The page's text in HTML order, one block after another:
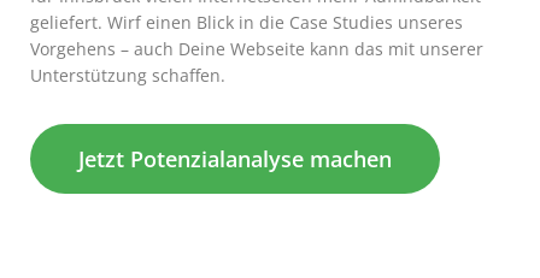
geliefert. Wirf einen Blick in die Case Studies unseres
Vorgehens – auch Deine Webseite kann das mit unserer
Unterstützung schaffen.
Jetzt Potenzialanalyse machen